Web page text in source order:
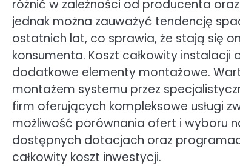
różnić w zależności od producenta
jednak można zauważyć tendencję
ostatnich lat, co sprawia, że stają się
konsumenta. Koszt całkowity
dodatkowe elementy montażowe.
montażem systemu przez
firm oferujących kompleksowe usługi
możliwość porównania ofert i wyboru
dostępnych dotacjach oraz
całkowity koszt inwestycji.